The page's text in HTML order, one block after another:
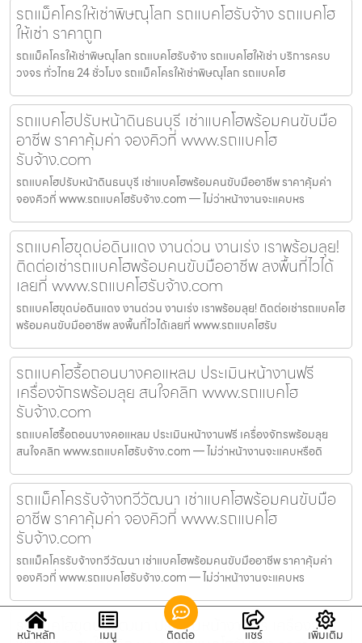
รถแม็คโครให้เช่าพิษณุโลก รถแบคโฮรับจ้าง รถแบคโฮ
ให้เช่า ราคาถูก
รถแม็คโครให้เช่าพิษณุโลก รถแบคโฮรับจ้าง รถแบคโฮให้เช่า บริการครบ
วงจร ทั่วไทย 24 ชั่วโมง รถแม็คโครให้เช่าพิษณุโลก รถแบคโฮ
รถแบคโฮปรับหน้าดินธนบุรี เช่าแบคโฮพร้อมคนขับมือ
อาชีพ ราคาคุ้มค่า จองคิวที่ www.รถแบคโฮ
รับจ้าง.com
รถแบคโฮปรับหน้าดินธนบุรี เช่าแบคโฮพร้อมคนขับมืออาชีพ ราคาคุ้มค่า
จองคิวที่ www.รถแบคโฮรับจ้าง.com — ไม่ว่าหน้างานจะแคบหร
รถแบคโฮขุดบ่อดินแดง งานด่วน งานเร่ง เราพร้อมลุย!
ติดต่อเช่ารถแบคโฮพร้อมคนขับมืออาชีพ ลงพื้นที่ไวได้
เลยที่ www.รถแบคโฮรับจ้าง.com
รถแบคโฮขุดบ่อดินแดง งานด่วน งานเร่ง เราพร้อมลุย! ติดต่อเช่ารถแบคโฮ
พร้อมคนขับมืออาชีพ ลงพื้นที่ไวได้เลยที่ www.รถแบคโฮรับ
รถแบคโฮรื้อถอนบางคอแหลม ประเมินหน้างานฟรี
เครื่องจักรพร้อมลุย สนใจคลิก www.รถแบคโฮ
รับจ้าง.com
รถแบคโฮรื้อถอนบางคอแหลม ประเมินหน้างานฟรี เครื่องจักรพร้อมลุย
สนใจคลิก www.รถแบคโฮรับจ้าง.com — ไม่ว่าหน้างานจะแคบหรือดิ
รถแม็คโครรับจ้างทวีวัฒนา เช่าแบคโฮพร้อมคนขับมือ
อาชีพ ราคาคุ้มค่า จองคิวที่ www.รถแบคโฮ
รับจ้าง.com
รถแม็คโครรับจ้างทวีวัฒนา เช่าแบคโฮพร้อมคนขับมืออาชีพ ราคาคุ้มค่า
จองคิวที่ www.รถแบคโฮรับจ้าง.com — ไม่ว่าหน้างานจะแคบหร
รถแบคโฮขุดบ่อวัฒนา ประเมินหน้างานฟรี เครื่องจักร
หน้าหลัก เมนู ติดต่อ แชร์ เพิ่มเติม